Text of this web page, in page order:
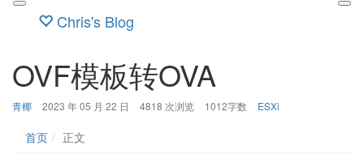
Chris's Blog
OVF模板转OVA
博
青椰
发
时
间：
2023 年 05 月 22 日 4818 次浏览 1012字数
分
ESXi
首页 正文